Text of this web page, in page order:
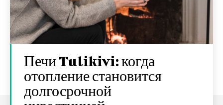
Печи Tulikivi: когда
отопление становится
долгосрочной